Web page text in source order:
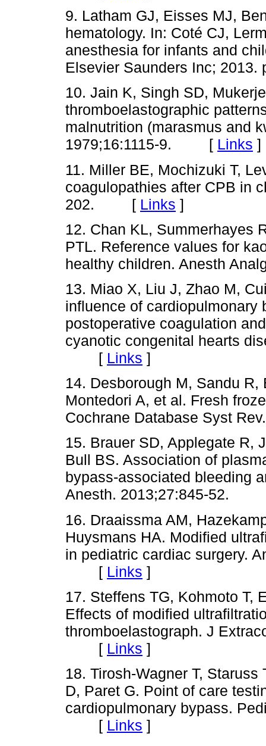
9. Latham GJ, Eisses MJ,
hematology. In: Coté CJ,
anesthesia for infants and
Elsevier Saunders Inc;
10. Jain K, Singh SD,
thromboelastographic
malnutrition (marasmus and
1979;16:1115-9. [ Links ]
11. Miller BE, Mochizuki T,
coagulopathies after CPB in
202. [ Links ]
12. Chan KL, Summerhayes
PTL. Reference values for
healthy children. Anesth
13. Miao X, Liu J, Zhao M,
influence of cardiopulmonary
postoperative coagulation
cyanotic congenital hearts
[ Links ]
14. Desborough M, Sandu
Montedori A, et al. Fresh
Cochrane Database Syst
15. Brauer SD, Applegate R,
Bull BS. Association of
bypass-associated bleeding
Anesth. 2013;27:845-
16. Draaissma AM,
Huysmans HA. Modified
in pediatric cardiac surgery.
[ Links ]
17. Steffens TG, Kohmoto T,
Effects of modified
thromboelastograph. J
[ Links ]
18. Tirosh-Wagner T,
D, Paret G. Point of care
cardiopulmonary bypass.
[ Links ]